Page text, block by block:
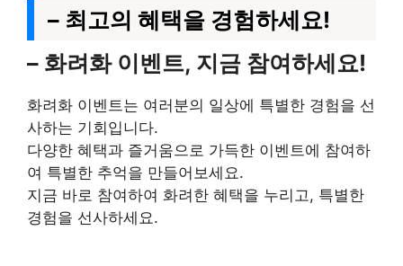
– 최고의 혜택을 경험하세요!
– 화려화 이벤트, 지금 참여하세요!
화려화 이벤트는 여러분의 일상에 특별한 경험을 선
사하는 기회입니다.
다양한 혜택과 즐거움으로 가득한 이벤트에 참여하
여 특별한 추억을 만들어보세요.
지금 바로 참여하여 화려한 혜택을 누리고, 특별한
경험을 선사하세요.